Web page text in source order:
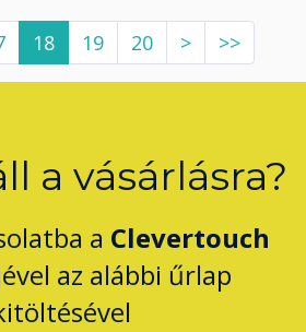
18 19 20 > >>
a vásárlásra?
a Clevertouch
az alábbi űrlap